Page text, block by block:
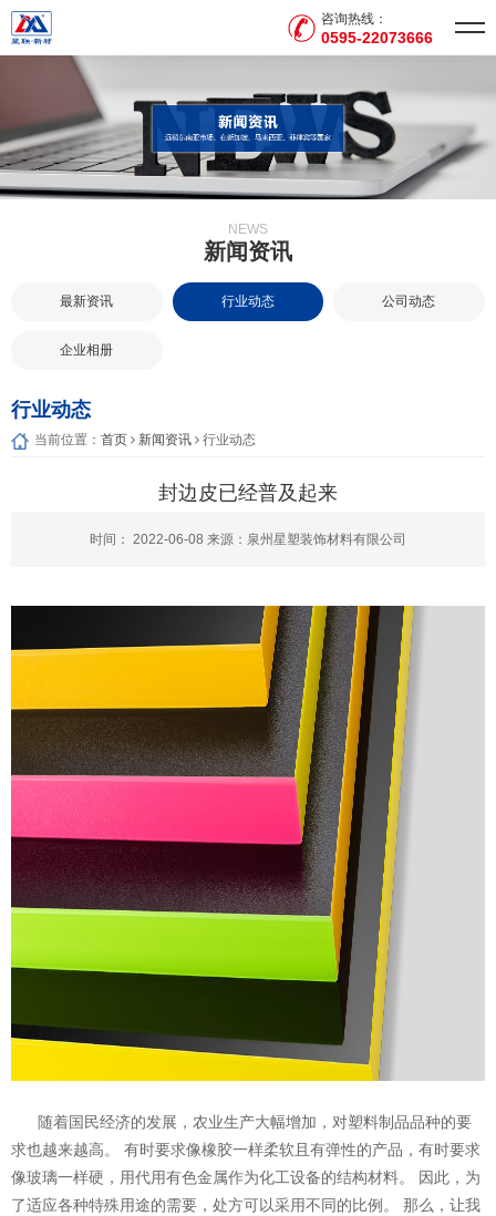
咨询热线：
0595-22073666
NEWS
新闻资讯
最新资讯 行业动态 公司动态
企业相册
行业动态
当前位置： 首页 新闻资讯 行业动态
封边皮已经普及起来
时间： 2022-06-08 来源：泉州星塑装饰材料有限公司
随着国民经济的发展，农业生产大幅增加，对塑料制品品种的要
求也越来越高。 有时要求像橡胶一样柔软且有弹性的产品，有时要求
像玻璃一样硬，用代用有色金属作为化工设备的结构材料。 因此，为
了适应各种特殊用途的需要，处方可以采用不同的比例。 那么，让我